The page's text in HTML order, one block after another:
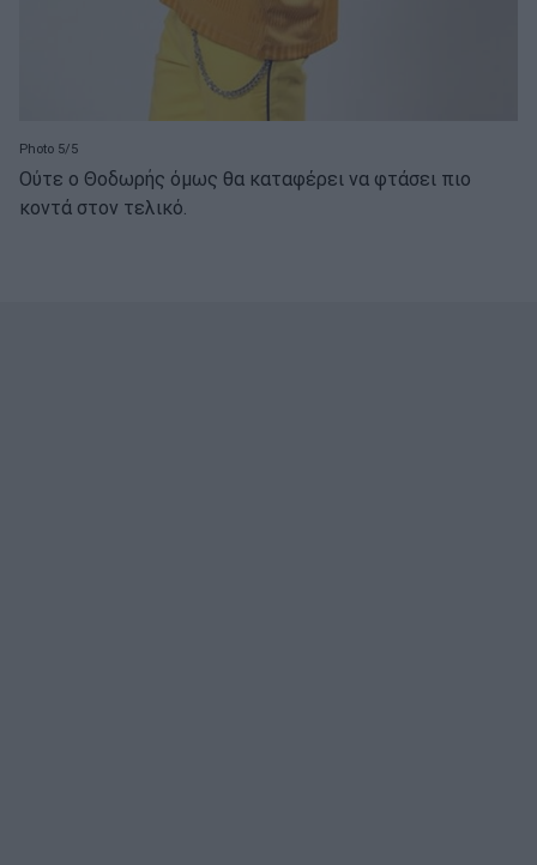
Photo 5/5
Ούτε ο Θοδωρής όμως θα καταφέρει να φτάσει πιο
κοντά στον τελικό.